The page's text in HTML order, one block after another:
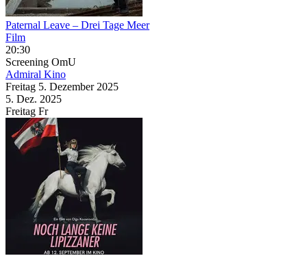
Paternal Leave – Drei Tage Meer
Film
20:30
Screening OmU
Admiral Kino
Freitag 5. Dezember 2025
5. Dez. 2025
Freitag Fr